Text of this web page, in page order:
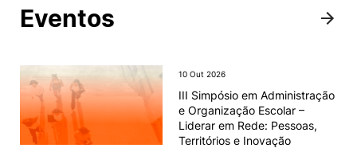
Eventos
10 Out 2026
III Simpósio em Administração
e Organização Escolar –
Liderar em Rede: Pessoas,
Territórios e Inovação